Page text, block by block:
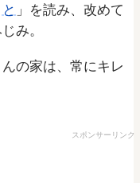
」を読み、改めて
み。
の家は、常にキレ
スポンサーリンク